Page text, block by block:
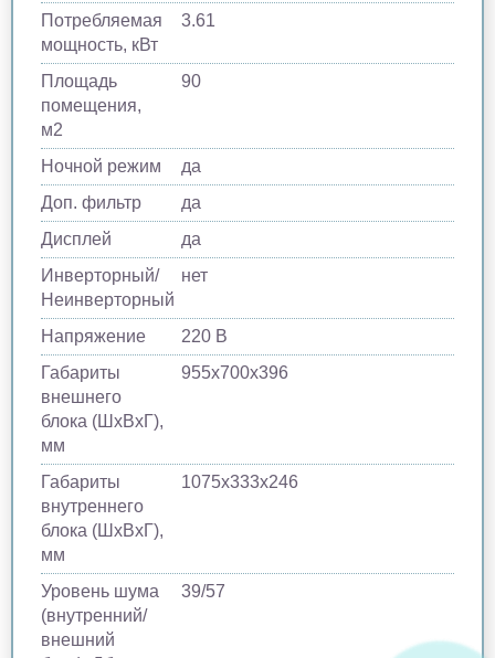
Потребляемая
мощность, кВт
3.61
Площадь
помещения,
м2
90
Ночной режим
да
Доп. фильтр
да
Дисплей
да
Инверторный/
Неинверторный
нет
Напряжение
220 В
Габариты
внешнего
блока (ШхВхГ),
мм
955х700х396
Габариты
внутреннего
блока (ШхВхГ),
мм
1075х333х246
Уровень шума
(внутренний/
внешний
39/57